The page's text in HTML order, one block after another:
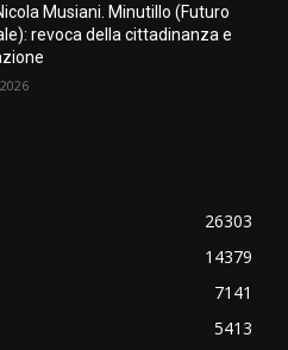
Musiani. Minutillo (Futuro
revoca della cittadinanza e
26303
14379
7141
5413